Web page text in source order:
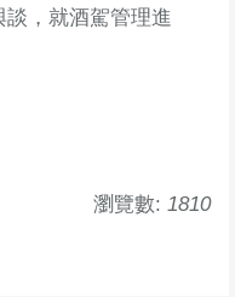
，就酒駕管理進
瀏覽數: 1810